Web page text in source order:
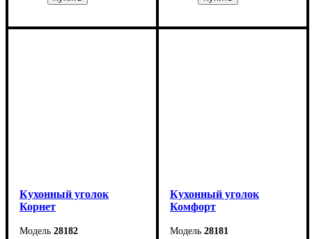
Длина: 171,6 см
Длина: 110 см
Кухонный уголок
Корнет
28182
Кухонный уголок
Комфорт
28181